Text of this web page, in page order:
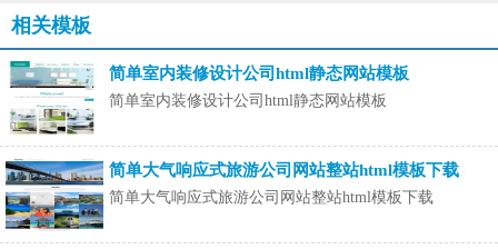
相关模板
简单室内装修设计公司html静态网站模板
简单室内装修设计公司html静态网站模板
简单大气响应式旅游公司网站整站html模板下载
简单大气响应式旅游公司网站整站html模板下载